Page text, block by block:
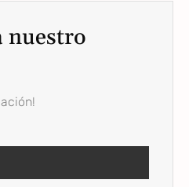
nuestro